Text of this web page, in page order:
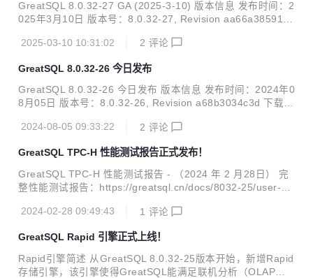
GreatSQL 8.0.32-27 GA (2025-3-10) 版本信息 发布时间：2
025年3月10日 版本号：8.0.32-27, Revision aa66a385910
s/tag/GreatSQL-8.0.32-27 用户手册：https://greatsql.cn/d
高性能并行查询引擎Turbo，升级Rapid引擎内核版本，优化M
GR大事务压缩传输机制，完善greatdb_ha plugin，In...
2025-03-10 10:31:02 2 评论
GreatSQL 8.0.32-26 今日发布
GreatSQL 8.0.32-26 今日发布 版本信息 发布时间：2024年0
8月05日 版本号：8.0.32-26, Revision a68b3034c3d 下载链
reatSQL-8.0.32-26 用户手册：https://greatsql.cn/docs/8.0.
能、高兼容、高安全 等多方面都有增强新特性，包括 Clone
增量备份、压缩备份，MGR 新加入成员节点时自动选择最新
数据节点为 donor...
2024-08-05 09:33:22 2 评论
GreatSQL TPC-H 性能测试报告正式发布！
GreatSQL TPC-H 性能测试报告 - （2024 年 2 月28日） 完
整性能测试报告：https://greatsql.cn/docs/8032-25/user-m
ml 1、概述 本次测试针对GreatSQL数据库基于标准 TPC-H
效能委员会（TPC，TransactionProcessing Performance C
ouncil）组织制定的用来模拟决策支持类应用的一个测试集。
目前，学术界和工业界普遍采用 TPC...
2024-02-28 09:49:43 1 评论
GreatSQL Rapid 引擎正式上线！
Rapid引擎简述 从GreatSQL 8.0.32-25版本开始，新增Rapid
存储引擎，该引擎使得GreatSQL能满足联机分析（OLAP）